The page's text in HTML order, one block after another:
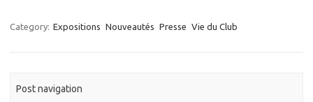
Category: Expositions Nouveautés Presse Vie du Club
Post navigation